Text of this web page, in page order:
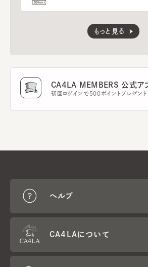
もっと見る
CA4LA MEMBERS 公式ア
初回ログインで500ポイントプレゼント
ヘルプ
CA4LAについて